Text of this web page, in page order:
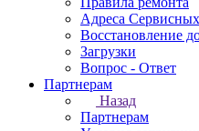
Адреса
Восстановление
Загрузки
Вопрос - Ответ
Партнерам
Назад
Партнерам